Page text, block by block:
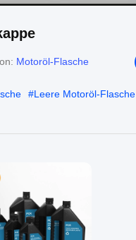
Motoröl-Flasche
#Leere Motoröl-Flasche